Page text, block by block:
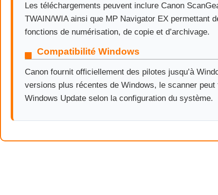
Les téléchargements peuvent inclure Canon
TWAIN/WIA ainsi que MP Navigator EX permettant
fonctions de numérisation, de copie et d’archivage.
Compatibilité Windows
Canon fournit officiellement des pilotes jusqu’à
versions plus récentes de Windows, le scanner peut
Windows Update selon la configuration du système.